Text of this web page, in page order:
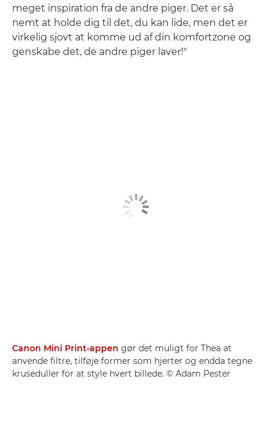
meget inspiration fra de andre piger. Det er så
nemt at holde dig til det, du kan lide, men det er
virkelig sjovt at komme ud af din komfortzone og
genskabe det, de andre piger laver!"
Canon Mini Print-appen gør det muligt for Thea at
anvende filtre, tilføje former som hjerter og endda tegne
kruseduller for at style hvert billede. © Adam Pester